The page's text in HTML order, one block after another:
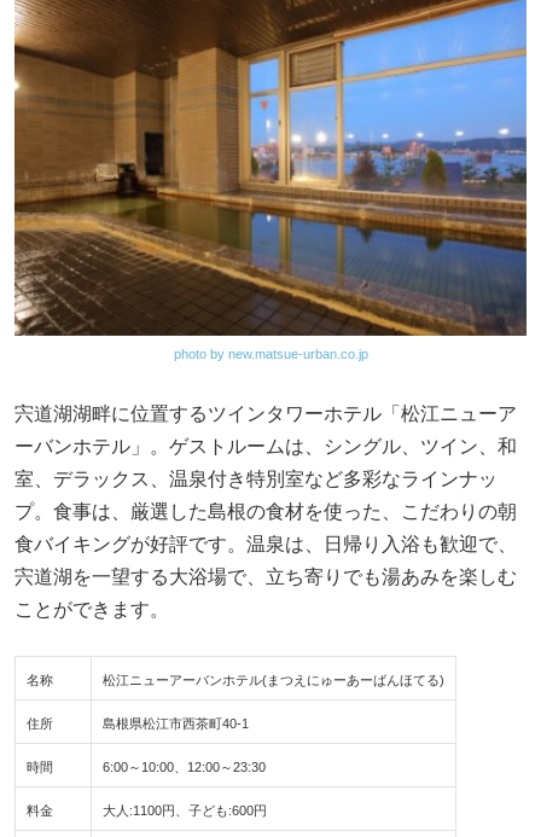
photo by new.matsue-urban.co.jp
宍道湖湖畔に位置するツインタワーホテル「松江ニューア
ーバンホテル」。ゲストルームは、シングル、ツイン、和
室、デラックス、温泉付き特別室など多彩なラインナッ
プ。食事は、厳選した島根の食材を使った、こだわりの朝
食バイキングが好評です。温泉は、日帰り入浴も歓迎で、
宍道湖を一望する大浴場で、立ち寄りでも湯あみを楽しむ
ことができます。
名称 松江ニューアーバンホテル(まつえにゅーあーばんほてる)
住所 島根県松江市西茶町40-1
時間 6:00～10:00、12:00～23:30
料金 大人:1100円、子ども:600円